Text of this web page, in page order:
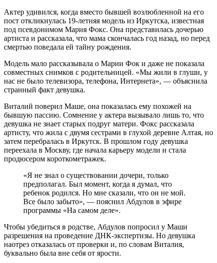
Актер удивился, когда вместо бывшей возлюбленной на его
пост откликнулась 19-летняя модель из Иркутска, известная
под псевдонимом Мария Фокс. Она представилась дочерью
артиста и рассказала, что мама скончалась год назад, но перед
смертью поведала ей тайну рождения.
Модель мало рассказывала о Марии Фок и даже не показала
совместных снимков с родительницей. «Мы жили в глуши, у
нас не было телевизора, телефона, Интернета», — объяснила
странный факт девушка.
Виталий поверил Маше, она показалась ему похожей на
бывшую пассию. Сомнение у актера вызывало лишь то, что
девушка не знает старых подруг матери. Фокс рассказала
артисту, что жила с двумя сестрами в глухой деревне Алтая, но
затем перебралась в Иркутск. В прошлом году девушка
переехала в Москву, где начала карьеру модели и стала
продюсером короткометражек.
«Я не знал о существовании дочери, только
предполагал. Был момент, когда я думал, что
ребенок родился. Но мне сказали, что он не мой.
Все было забыто», — пояснил Абдулов в эфире
программы «На самом деле».
Чтобы убедиться в родстве, Абдулов попросил у Маши
разрешения на проведение ДНК-экспертизы. Но девушка
наотрез отказалась от проверки и, по словам Виталия,
буквально была вне себя от ярости.